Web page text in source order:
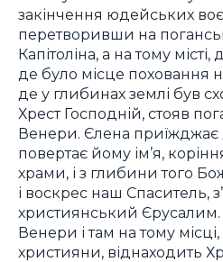
закінчення юдейських
перетворивши на
Капітоліна, а на тому
де було місце поховання
де у глибинах землі був
Хрест Господній, стояв
Венери. Єлена приїжджає
повертає йому ім’я,
храми, і з глибини того
і воскрес наш Спаситель,
християнський
Венери і там на тому
християни, віднаходить